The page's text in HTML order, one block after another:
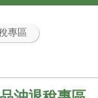
專區